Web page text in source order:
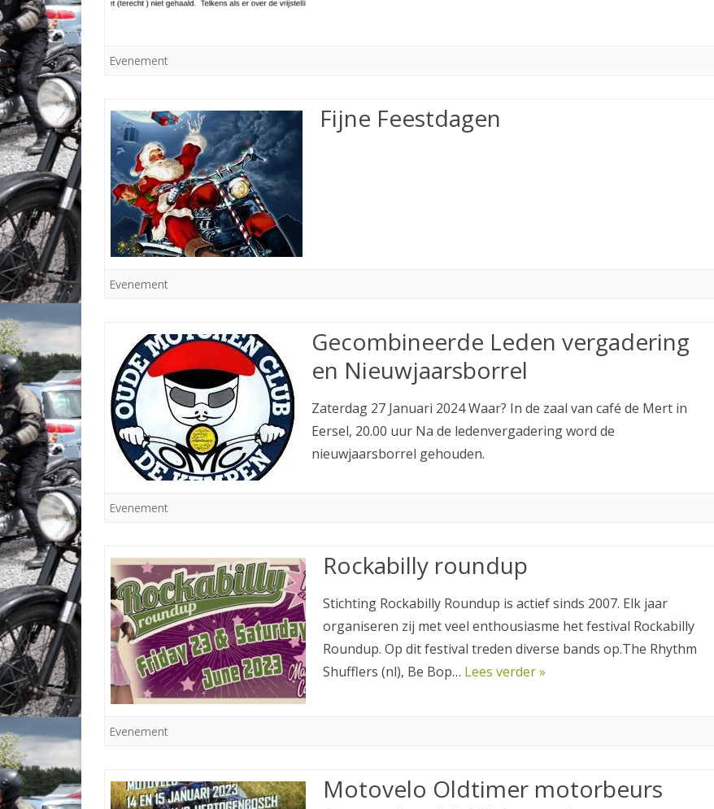
Evenement
Fijne Feestdagen
Evenement
Gecombineerde Leden vergadering
en Nieuwjaarsborrel
Zaterdag 27 Januari 2024 Waar? In de zaal van café de Mert in
Eersel, 20.00 uur Na de ledenvergadering word de
nieuwjaarsborrel gehouden.
Evenement
Rockabilly roundup
Stichting Rockabilly Roundup is actief sinds 2007. Elk jaar
organiseren zij met veel enthousiasme het festival Rockabilly
Roundup. Op dit festival treden diverse bands op.The Rhythm
Shufflers (nl), Be Bop… Lees verder »
Evenement
Motovelo Oldtimer motorbeurs